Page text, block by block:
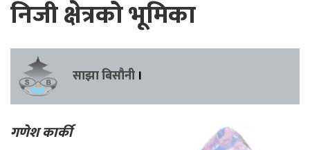
निजी क्षेत्रको भूमिका
साझा बिसौनी ।
गणेश कार्की